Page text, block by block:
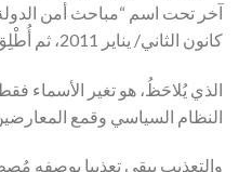
آخر تحت اسم “مباحث أمن
كانون الثاني/ يناير 2011، ثم أُطْلِقَ عليه “جهاز الأمن الوطني”.
الذي يُلاحَظُ، هو تغير الأسماء
النظام السياسي وقمع
والتعذيب يبقى تعذيبا بوصفه